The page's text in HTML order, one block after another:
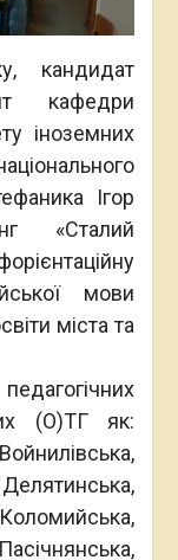
кандидат
кафедри
іноземних
Ігор
«Сталий
мови
міста та
(О)ТГ як: